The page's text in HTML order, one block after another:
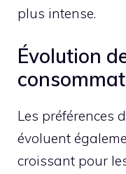
plus intense.
Évolution
Les préférences
évoluent
croissant pour